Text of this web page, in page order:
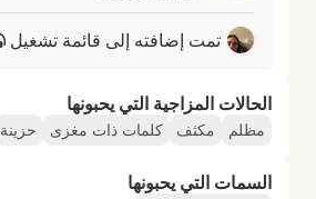
تمت إضافته إلى قائمة تشغيل
الحالات المزاجية التي يحبونها
مظلم مكثف كلمات ذات مغزى حزينة
السمات التي يحبونها